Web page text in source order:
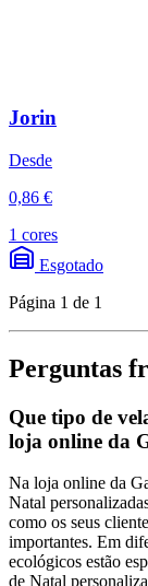
Jorin
Desde
0,86 €
1 cores
Esgotado
Página 1 de 1
Perguntas
Que tipo de
loja online da
Na loja online da
Natal
como os seus
importantes. Em
ecológicos estão
de Natal